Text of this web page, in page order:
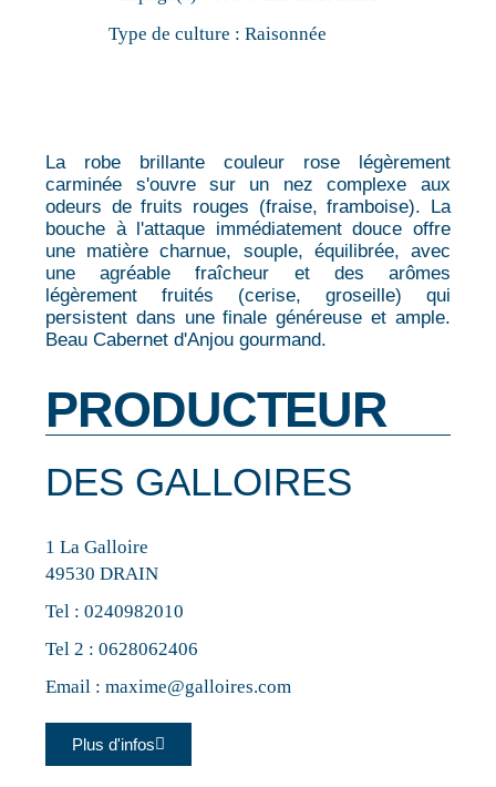
Type de culture : Raisonnée
La robe brillante couleur rose légèrement
carminée s'ouvre sur un nez complexe aux
odeurs de fruits rouges (fraise, framboise). La
bouche à l'attaque immédiatement douce offre
une matière charnue, souple, équilibrée, avec
une agréable fraîcheur et des arômes
légèrement fruités (cerise, groseille) qui
persistent dans une finale généreuse et ample.
Beau Cabernet d'Anjou gourmand.
PRODUCTEUR
DES GALLOIRES
1 La Galloire
49530 DRAIN
Tel :0240982010
Tel 2 :0628062406
Email :maxime@galloires.com
Plus d'infos